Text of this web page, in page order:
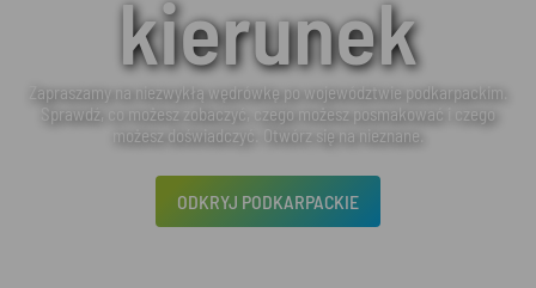
kierunek
Zapraszamy na niezwykłą wędrówkę po województwie podkarpackim.
Sprawdź, co możesz zobaczyć, czego możesz posmakować i czego
możesz doświadczyć. Otwórz się na nieznane.
ODKRYJ PODKARPACKIE